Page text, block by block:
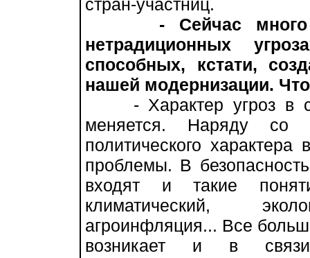
стран-участниц.
- Сейчас
нетрадиционных
способных, кстати,
нашей модернизации.
- Характер угроз в
меняется. Наряду со
политического
проблемы. В
входят и такие
климатический,
агроинфляция... Все
возникает и в